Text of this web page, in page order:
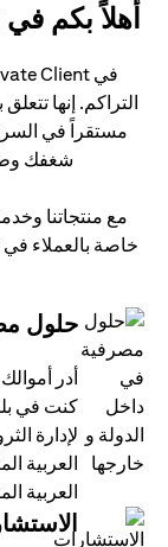
أهلاً بكم في Citigold Private Client
التراكم. إنها
مستقراً في
شغفك
مع منتجاتنا
خاصة بالعملاء في
حلول
كنت في
لإدارة
العربية
العربية